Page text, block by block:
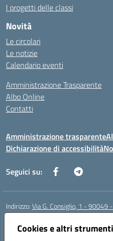
Cookies e altri
I progetti delle classi
Novità
Le circolari
Le notizie
Calendario eventi
Amministrazione Trasparente
Albo Online
Contatti
Amministrazione trasparente
Dichiarazione di accessibilità
Seguici su:
Indirizzo:Via G. Consiglio, 1 - 90049
Centralino:
Posta elettronica certificata (PEC):